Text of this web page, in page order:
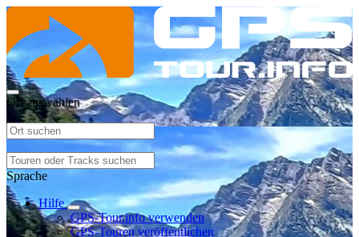
Ort auswählen
Sprache
Hilfe
GPS-Tour.info verwenden
GPS-Touren veröffentlichen